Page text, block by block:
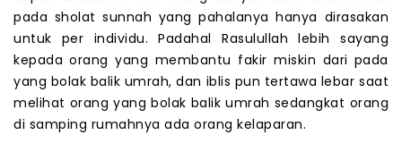
pada sholat sunnah yang pahalanya hanya dirasakan
untuk per individu. Padahal Rasulullah lebih sayang
kepada orang yang membantu fakir miskin dari pada
yang bolak balik umrah, dan iblis pun tertawa lebar saat
melihat orang yang bolak balik umrah sedangkat orang
di samping rumahnya ada orang kelaparan.